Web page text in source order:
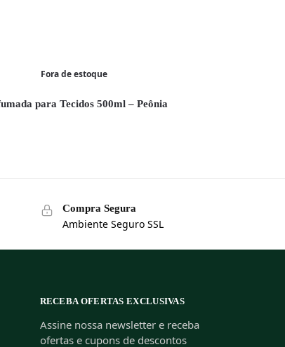
Fora de estoque
para Tecidos 500ml – Peônia
Compra Segura
Ambiente Seguro SSL
RECEBA OFERTAS EXCLUSIVAS
Assine nossa newsletter e receba
ofertas e cupons de descontos